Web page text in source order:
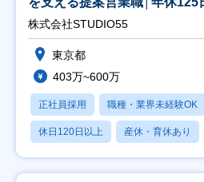
株式会社STUDIO55
東京都
403万~600万
正社員採用 職種・業界未経験OK
休日120日以上 産休・育休あり